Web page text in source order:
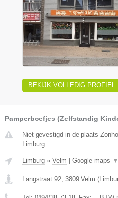
BEKIJK VOLLEDIG PROFIEL
Pamperboefjes (Zelfstandig
Niet gevestigd in de plaats
Limburg.
Limburg » Velm Google maps ▼
Langstraat 92, 3809 Velm (